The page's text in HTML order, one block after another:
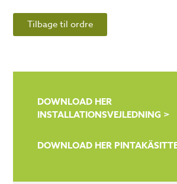
Tilbage til ordre
DOWNLOAD HER
INSTALLATIONSVEJLEDNING >
DOWNLOAD HER